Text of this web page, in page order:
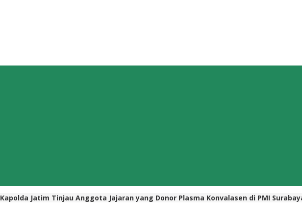
Kapolda Jatim Tinjau Anggota Jajaran yang Donor Plasma Konvalasen di PMI